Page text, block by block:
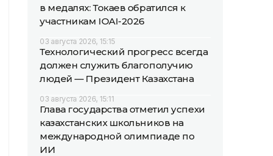
в медалях: Токаев обратился к
участникам IOAI-2026
03 августа 2026, 15:15
Технологический прогресс всегда
должен служить благополучию
людей — Президент Казахстана
03 августа 2026, 15:11
Глава государства отметил успехи
казахстанских школьников на
международной олимпиаде по
ИИ